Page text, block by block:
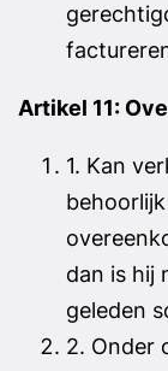
Artikel 11:
1. Kan
dan is hij
geleden
2. Onder